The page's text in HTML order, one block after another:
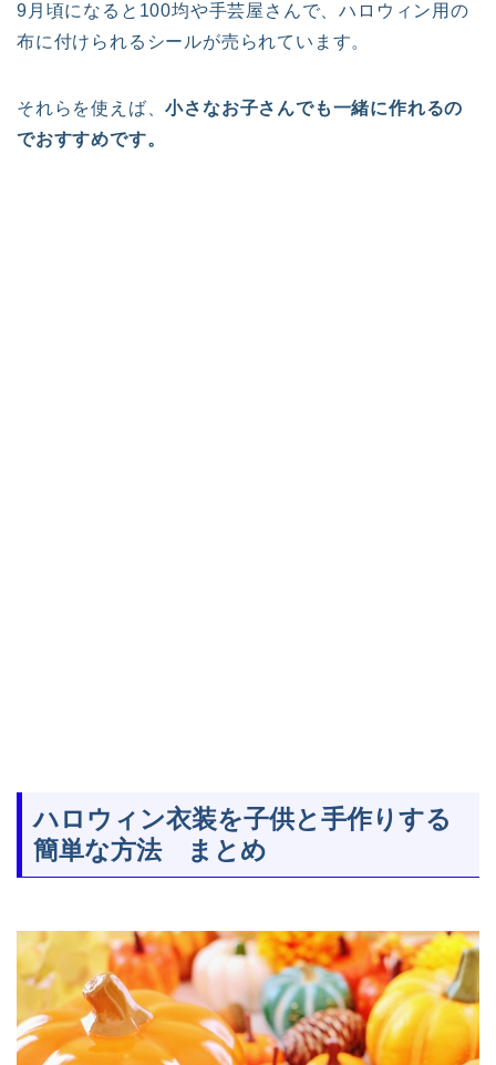
9月頃になると100均や手芸屋さんで、ハロウィン用の
布に付けられるシールが売られています。
それらを使えば、小さなお子さんでも一緒に作れるの
でおすすめです。
ハロウィン衣装を子供と手作りする
簡単な方法 まとめ